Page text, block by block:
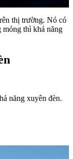
thị trường. Nó có
mỏng thì khả năng
năng xuyên đèn.